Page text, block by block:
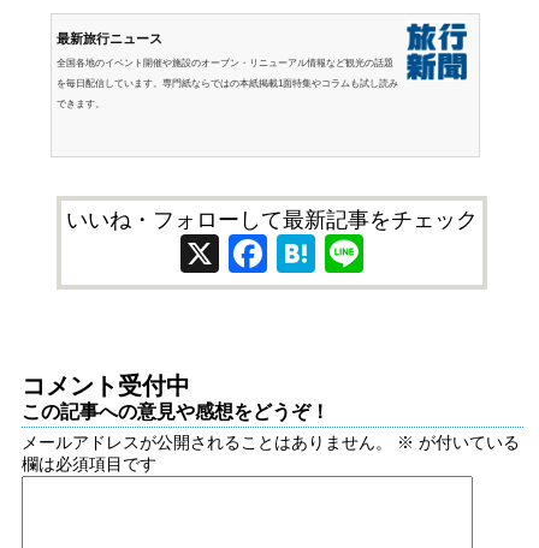
最新旅行ニュース
全国各地のイベント開催や施設のオープン・リニューアル情報など観光の話題
を毎日配信しています。専門紙ならではの本紙掲載1面特集やコラムも試し読み
できます。
いいね・フォローして最新記事をチェック
X Facebook
Hatena
コメント受付中
この記事への意見や感想をどうぞ！
メールアドレスが公開されることはありません。 ※ が付いている
欄は必須項目です